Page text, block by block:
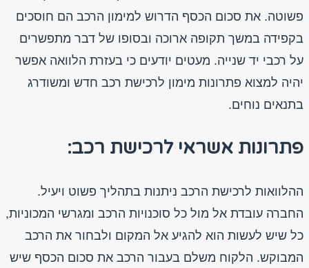
פשוטה. את סכום הכסף הדרוש למימון הרכב הם חוסכים
בקפידה במשך תקופה ארוכה ובסופו של דבר מתפשרים
על רכבי יד שנייה. מעטים יודעים כי בעזרת הלוואה אפשר
יהיה למצוא פתרונות מימון לרכישת רכב חדש ומשודרג
בתנאים נוחים.
פתרונות אשראי לרכישת רכב:
ההלוואות לרכישת הרכב ניתנות בתהליך פשוט ויעיל.
החברה עובדת אל מול כל סוכנויות הרכב ומגרשי המכוניות,
כל שיש לעשות הוא להגיע אל המקום ולבחור את הרכב
המבוקש. הלקוח משלם בעבור הרכב את סכום הכסף שיש